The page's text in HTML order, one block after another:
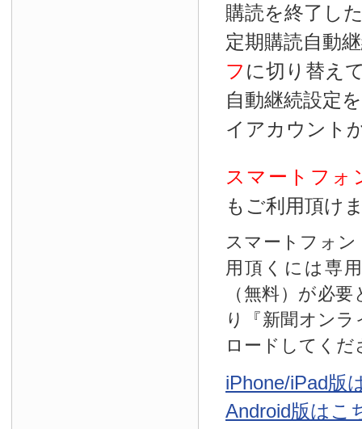
購読を終了し
定期購読自動
フ に切り替え
自動継続設定
イアカウント
スマートフォ
もご利用頂け
スマートフォ
用頂くには専
（無料）が必
り『新聞オン
ロードしてくだ
iPhone/iPad版
Android版はこ